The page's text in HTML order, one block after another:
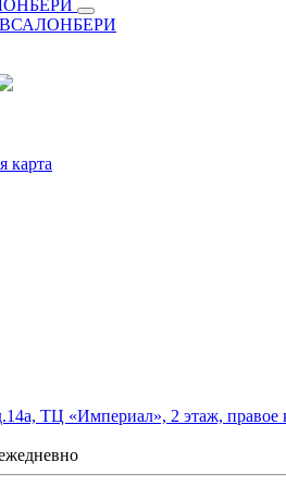
карта
ТЦ «Империал», 2 этаж, правое